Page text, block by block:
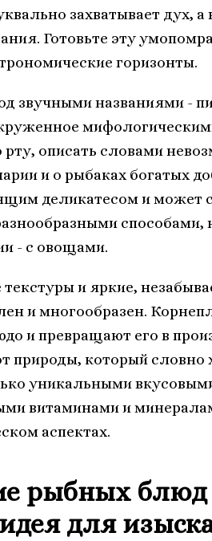
захватывает дух,
Готовьте эту
горизонты.
звучными названиями -
рту, описать словами
и о рыбаках богатых
деликатесом и может
- с овощами.
и яркие,
и многообразен.
и превращают его в
природы, который словно
уникальными
витаминами и
аспектах.
рыбных
для